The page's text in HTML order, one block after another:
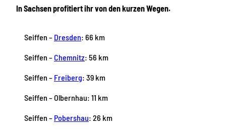
In Sachsen profitiert ihr von den kurzen Wegen.
Seiffen – Dresden: 66 km
Seiffen –Chemnitz: 56 km
Seiffen – Freiberg: 39 km
Seiffen – Olbernhau: 11 km
Seiffen – Pobershau: 26 km